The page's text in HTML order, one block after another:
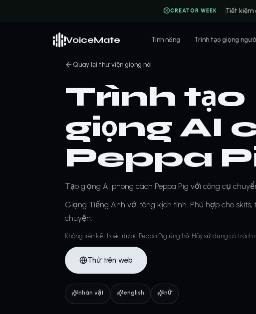
CREATOR WEEK Tiết kiệm
VoiceMate Tính năng Trình tạo giọng
Quay lại thư viện giọng nói
Trình tạo
giọng AI
Peppa
Tạo giọng AI phong cách Peppa Pig với công cụ
Giọng Tiếng Anh với tông kịch tính. Phù hợp cho
chuyện.
Không liên kết hoặc được Peppa Pig ủng hộ. Hãy sử dụng có trách
Thử trên web
nhân vật english nữ